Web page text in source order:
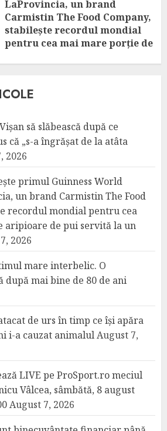
LaProvincia, un brand
Carmistin The Food Company,
stabilește recordul mondial
pentru cea mai mare porție de
să slăbească după ce
că „s-a îngrășat de la atâta
2026
primul Guinness World
un brand Carmistin The Food
recordul mondial pentru cea
aripioare de pui servită la un
2026
mare interbelic. O
mai bine de 80 de ani
de urs în timp ce își apăra
i-a cauzat animalulAugust 7,
LIVE pe ProSport.ro meciul
Vâlcea, sâmbătă, 8 august
August 7, 2026